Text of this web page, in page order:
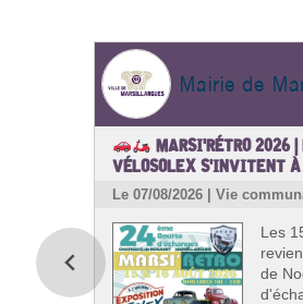
Mairie de
MARSI'RÉTRO 2026
VÉLOSOLEX S'INVITENT
Le 07/08/2026 | Vie
Les
de